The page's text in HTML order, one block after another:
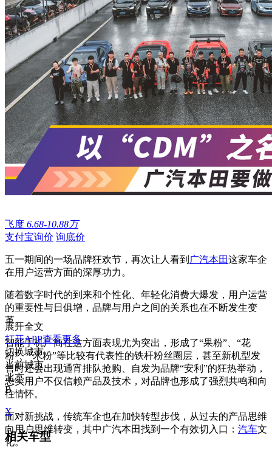
飞度 6.68-10.88万
支付宝询价 询底价
五一期间的一场品牌狂欢节，再次让人看到 广汽本田这家车企
在用户运营方面的深厚功力。
随着数字时代的到来和个性化、年轻化消费大爆发，用户运营
的重要性与日俱增，品牌与用户之间的关系也在不断发生变
革。
智能手机厂商在这方面表现尤为突出，形成了“果粉”、“花
粉”、“米粉”等比较有代表性的铁杆粉丝圈层，甚至新机型发
售时还会出现通宵排队抢购、自发为品牌“安利”的狂热举动，
忠实用户不仅信赖产品及技术，对品牌也形成了强烈共鸣和向
往情怀。
面对新挑战，传统车企也在加快转型步伐，从过去的产品思维
向用户思维转变，其中广汽本田找到一个有效切入口： 汽车文
化。
展开全文
打开APP查看更多
切换城市
当前城市
北京
B
X
相关车型